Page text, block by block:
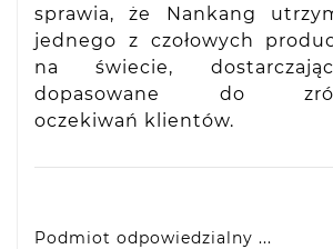
sprawia, że Nankang
jednego z czołowych
na świecie,
dopasowane do
oczekiwań klientów.
Podmiot odpowiedzialny ...